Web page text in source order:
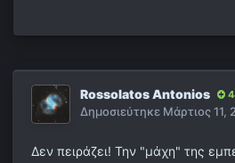
Rossolatos Antonios
Δημοσιεύτηκε Μάρτιος 11,
Δεν πειράζει! Την "μάχη" της